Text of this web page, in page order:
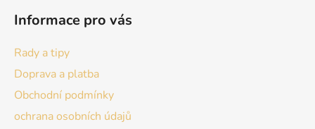
Informace pro vás
Rady a tipy
Doprava a platba
Obchodní podmínky
ochrana osobních údajů